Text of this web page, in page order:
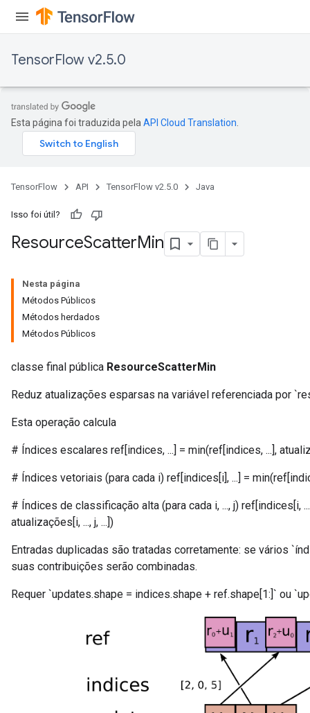
TensorFlow v2.5.0
Esta página foi traduzida pela API Cloud Translation
TensorFlow API TensorFlow v2.5.0 Java
Isso foi útil?
ResourceScatterMin
Nesta página
Métodos Públicos
Métodos herdados
Métodos Públicos
classe final pública ResourceScatterMin
Reduz atualizações esparsas na variável referenciada por
Esta operação calcula
# Índices escalares ref[indices, ...] = min(ref[indices, ...],
# Índices vetoriais (para cada i) ref[indices[i], ...] =
# Índices de classificação alta (para cada i, ..., j) ref[indices[i,
atualizações[i, ..., j, ...])
Entradas duplicadas são tratadas corretamente: se vários
suas contribuições serão combinadas.
Requer `updates.shape = indices.shape + ref.shape[1:]` ou